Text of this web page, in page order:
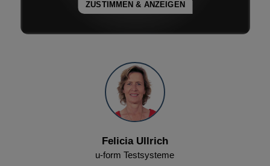
Felicia Ullrich
u-form Testsysteme